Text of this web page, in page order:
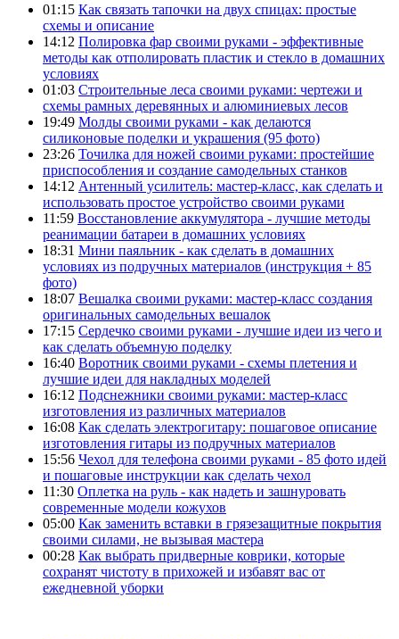
01:15 Как связать тапочки на двух спицах: простые
схемы и описание
14:12 Полировка фар своими руками - эффективные
методы как отполировать пластик и стекло в домашних
условиях
01:03 Строительные леса своими руками: чертежи и
схемы рамных деревянных и алюминиевых лесов
19:49 Молды своими руками - как делаются
силиконовые поделки и украшения (95 фото)
23:26 Точилка для ножей своими руками: простейшие
приспособления и создание самодельных станков
14:12 Антенный усилитель: мастер-класс, как сделать и
использовать простое устройство своими руками
11:59 Восстановление аккумулятора - лучшие методы
реанимации батареи в домашних условиях
18:31 Мини паяльник - как сделать в домашних
условиях из подручных материалов (инструкция + 85
фото)
18:07 Вешалка своими руками: мастер-класс создания
оригинальных самодельных вешалок
17:15 Сердечко своими руками - лучшие идеи из чего и
как сделать объемную поделку
16:40 Воротник своими руками - схемы плетения и
лучшие идеи для накладных моделей
16:12 Подснежники своими руками: мастер-класс
изготовления из различных материалов
16:08 Как сделать электрогитару: пошаговое описание
изготовления гитары из подручных материалов
15:56 Чехол для телефона своими руками - 85 фото идей
и пошаговые инструкции как сделать чехол
11:30 Оплетка на руль - как надеть и зашнуровать
современные модели кожухов
05:00 Как заменить вставки в грязезащитные покрытия
своими силами, не вызывая мастера
00:28 Как выбрать придверные коврики, которые
сохранят чистоту в прихожей и избавят вас от
ежедневной уборки